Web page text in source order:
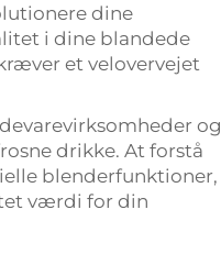
dine
i dine blandede
et velovervejet
og
drikke. At forstå
blenderfunktioner,
værdi for din